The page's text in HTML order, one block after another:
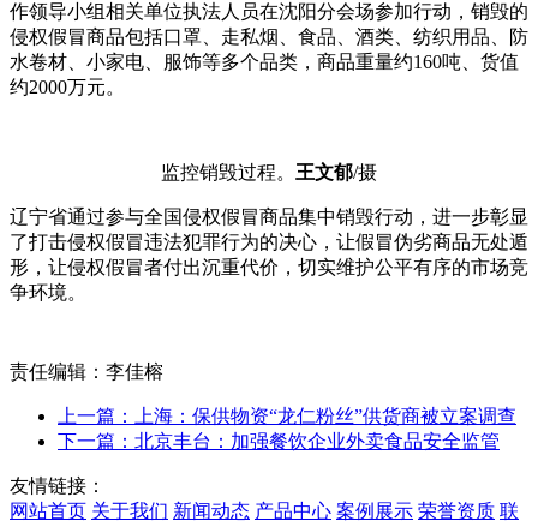
作领导小组相关单位执法人员在沈阳分会场参加行动，销毁的
侵权假冒商品包括口罩、走私烟、食品、酒类、纺织用品、防
水卷材、小家电、服饰等多个品类，商品重量约160吨、货值
约2000万元。
监控销毁过程。 王文郁/摄
辽宁省通过参与全国侵权假冒商品集中销毁行动，进一步彰显
了打击侵权假冒违法犯罪行为的决心，让假冒伪劣商品无处遁
形，让侵权假冒者付出沉重代价，切实维护公平有序的市场竞
争环境。
责任编辑：李佳榕
上一篇：上海：保供物资“龙仁粉丝”供货商被立案调查
下一篇：北京丰台：加强餐饮企业外卖食品安全监管
友情链接：
网站首页 关于我们 新闻动态 产品中心 案例展示 荣誉资质 联